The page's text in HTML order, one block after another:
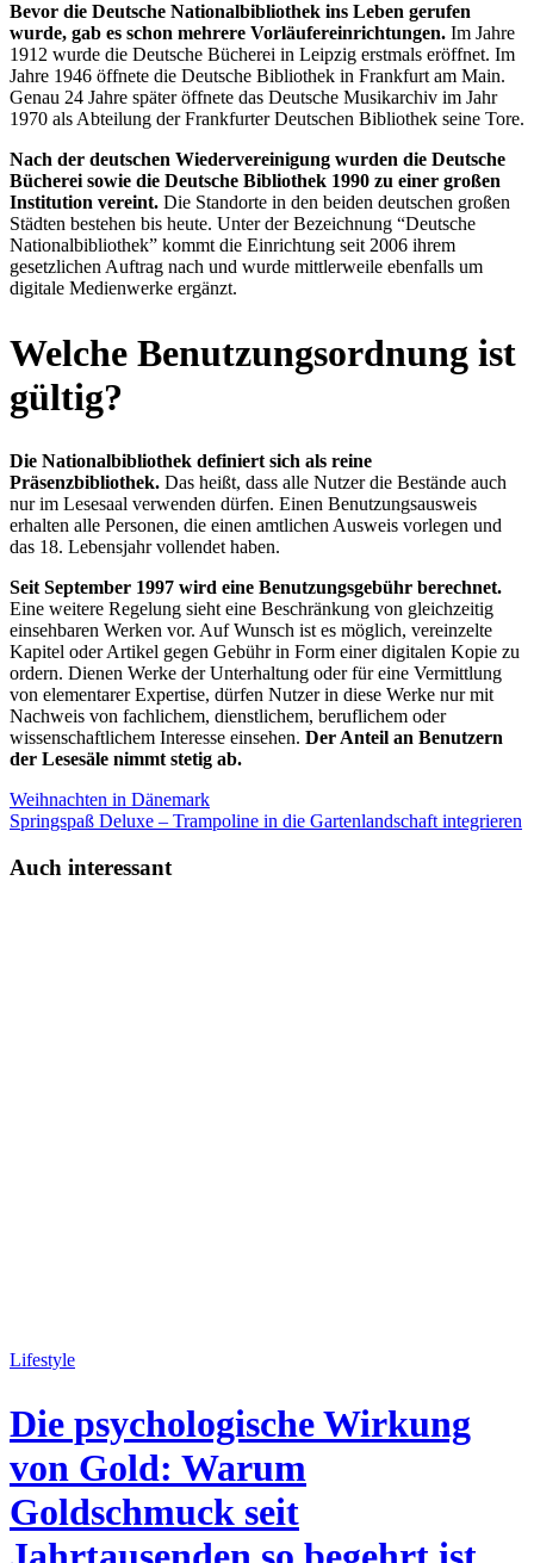
Bevor die Deutsche Nationalbibliothek ins Leben gerufen
wurde, gab es schon mehrere Vorläufereinrichtungen. Im Jahre
1912 wurde die Deutsche Bücherei in Leipzig erstmals eröffnet. Im
Jahre 1946 öffnete die Deutsche Bibliothek in Frankfurt am Main.
Genau 24 Jahre später öffnete das Deutsche Musikarchiv im Jahr
1970 als Abteilung der Frankfurter Deutschen Bibliothek seine Tore.
Nach der deutschen Wiedervereinigung wurden die Deutsche
Bücherei sowie die Deutsche Bibliothek 1990 zu einer großen
Institution vereint. Die Standorte in den beiden deutschen großen
Städten bestehen bis heute. Unter der Bezeichnung “Deutsche
Nationalbibliothek” kommt die Einrichtung seit 2006 ihrem
gesetzlichen Auftrag nach und wurde mittlerweile ebenfalls um
digitale Medienwerke ergänzt.
Welche Benutzungsordnung ist
gültig?
Die Nationalbibliothek definiert sich als reine
Präsenzbibliothek. Das heißt, dass alle Nutzer die Bestände auch
nur im Lesesaal verwenden dürfen. Einen Benutzungsausweis
erhalten alle Personen, die einen amtlichen Ausweis vorlegen und
das 18. Lebensjahr vollendet haben.
Seit September 1997 wird eine Benutzungsgebühr berechnet.
Eine weitere Regelung sieht eine Beschränkung von gleichzeitig
einsehbaren Werken vor. Auf Wunsch ist es möglich, vereinzelte
Kapitel oder Artikel gegen Gebühr in Form einer digitalen Kopie zu
ordern. Dienen Werke der Unterhaltung oder für eine Vermittlung
von elementarer Expertise, dürfen Nutzer in diese Werke nur mit
Nachweis von fachlichem, dienstlichem, beruflichem oder
wissenschaftlichem Interesse einsehen. Der Anteil an Benutzern
der Lesesäle nimmt stetig ab.
Weihnachten in Dänemark
Springspaß Deluxe – Trampoline in die Gartenlandschaft integrieren
Auch interessant
Lifestyle
Die psychologische Wirkung
von Gold: Warum
Goldschmuck seit